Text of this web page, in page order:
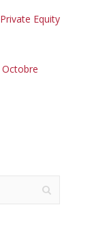
Equity